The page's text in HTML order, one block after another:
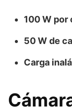
100 W por
50 W de
Carga